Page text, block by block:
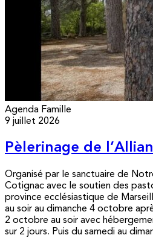
Agenda Famille
9 juillet 2026
Pèlerinage de
Organisé par le sanctuaire de
Cotignac avec le soutien des
province ecclésiastique de
au soir au dimanche 4 octobre
2 octobre au soir avec
sur 2 jours. Puis du samedi au